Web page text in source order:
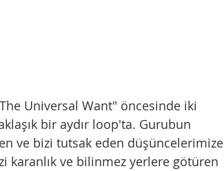
Universal Want" öncesinde iki
bir aydır loop'ta. Gurubun
ve bizi tutsak eden düşüncelerimize
karanlık ve bilinmez yerlere götüren